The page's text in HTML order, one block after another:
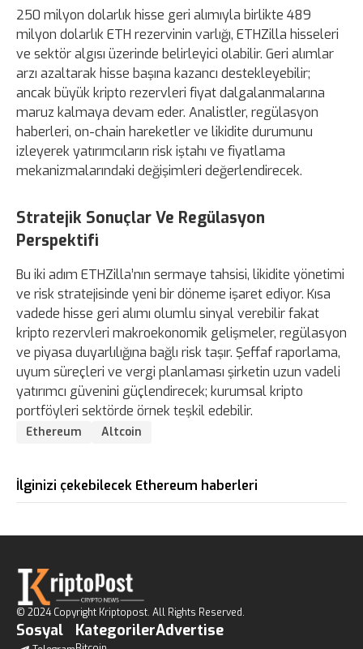
250 milyon dolarlık hisse geri alımıyla birlikte 489
milyon dolarlık ETH rezervinin varlığı, ETHZilla hisseleri
ve sektör algısı üzerinde belirleyici olabilir. Geri alımlar
arzı azaltarak hisse başına kazancı destekleyebilir;
ancak büyük kripto rezervleri fiyat dalgalanmalarına
maruz kalmaya devam eder. Analistler, regülasyon
haberleri, on-chain hareketler ve likidite durumunu
izleyerek yatırımcıların risk iştahı ve fiyatlama
mekanizmalarındaki değişimleri değerlendirecek.
Stratejik Sonuçlar Ve Regülasyon
Perspektifi
Bu iki adım ETHZilla’nın sermaye tahsisi, likidite yönetimi
ve risk stratejisinde yeni bir döneme işaret ediyor. Kısa
vadede hisse geri alımı olumlu sinyal verebilir fakat
kripto rezervleri makroekonomik gelişmeler, regülasyon
ve piyasa duyarlılığına bağlı risk taşır. Şeffaf raporlama,
uyum süreçleri ve vergi planlaması şirketin uzun vadeli
yatırımcı güvenini güçlendirecek; kurumsal kripto
portföyleri sektörde örnek teşkil edebilir.
Ethereum Altcoin
İlginizi çekebilecek Ethereum haberleri
© 2024 Copyright Kriptopost. All Rights Reserved.
Sosyal KategorilerAdvertise